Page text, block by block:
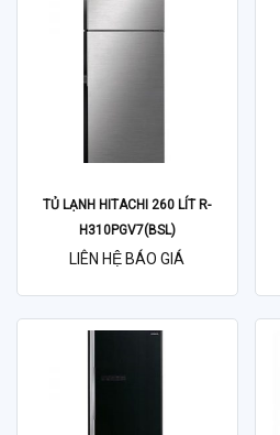
TỦ LẠNH HITACHI 260 LÍT R-
H310PGV7(BSL)
LIÊN HỆ BÁO GIÁ